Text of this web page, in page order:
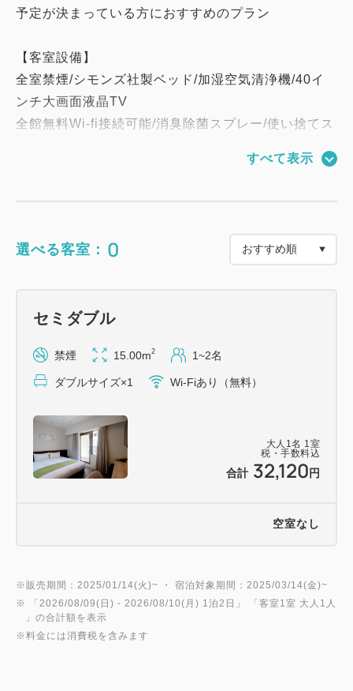
予定が決まっている方におすすめのプラン
【客室設備】
全室禁煙/シモンズ社製ベッド/加湿空気清浄機/40イ
ンチ大画面液晶TV
全館無料Wi-fi接続可能/消臭除菌スプレー/使い捨てス
1Fエレベータホール前のアメニティコーナーからご
【館内設備】
・宿泊者専用ラウンジ（1F / 15:00～22:00）
函館の地酒やワイン・各種ソフトドリンクを無料の
ウェルカムドリンクとしてご用意。
北海道産の食材をふんだんに使用したバラエティー
に富んだ朝食ブッフェメニューをご用意しておりま
す。
素材と表現にこだわったハンドメイドで世界に一つ
23～6時の間はセキュリティーのため入館にルーム
キーが必要となります。
到着が23時以降になる場合は、事前にご連絡をお
すべて表示
選べる客室： 0
大人 1 名 1 室
税・手数料込
合計 32,120 円
セミダブル
禁煙 15.00m2 1~2名
ダブルサイズ×1 Wi-Fiあり（無料）
空室なし
※販売期間：2025/01/14(火)~ ・ 宿泊対象期間：2025/03/14(金)~
※ 「 2026/08/09(日) - 2026/08/10(月) 1泊2日 」 「客室1室 大人1人
」の合計額を表示
※料金には消費税を含みます